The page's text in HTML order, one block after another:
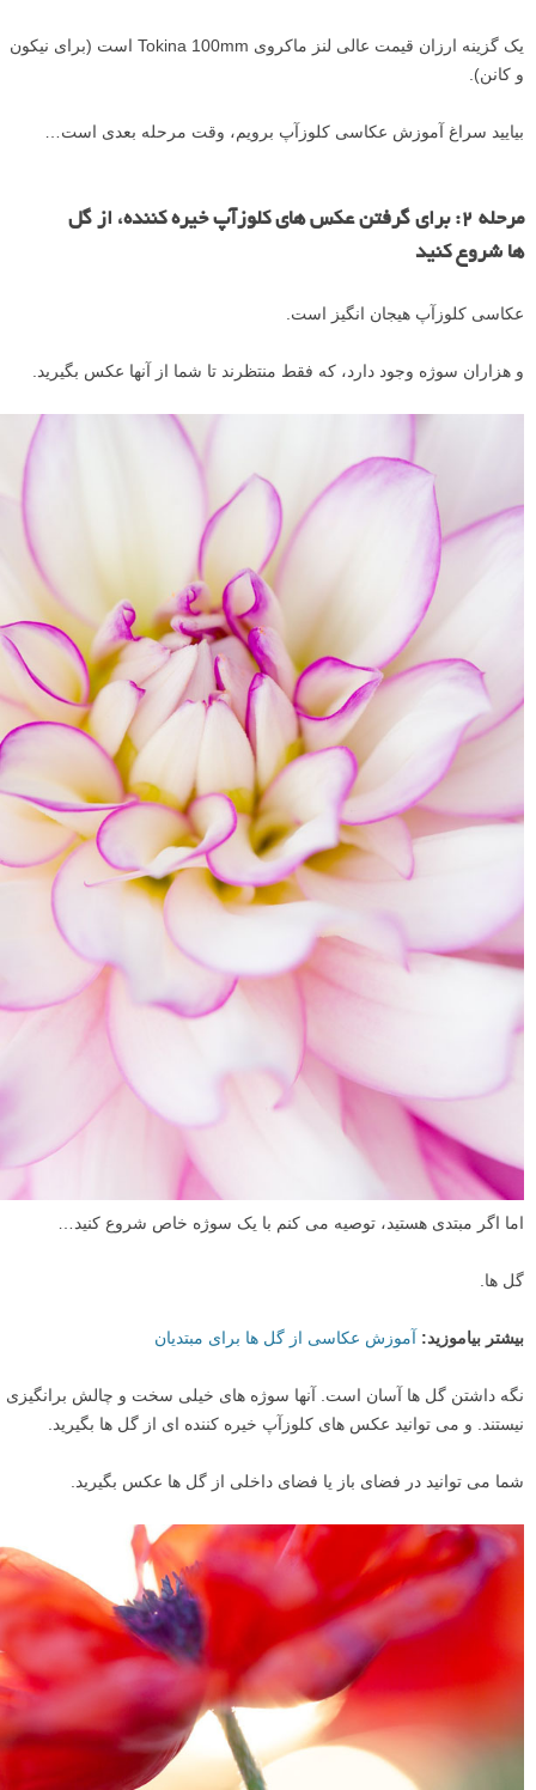
یک گزینه ارزان قیمت عالی لنز ماکروی Tokina 100mm است (برای نیکون
و کانن).
بیایید سراغ آموزش عکاسی کلوزآپ برویم، وقت مرحله بعدی است…
مرحله ۲: برای گرفتن عکس های کلوزآپ خیره کننده، از گل
ها شروع کنید
عکاسی کلوزآپ هیجان انگیز است.
و هزاران سوژه وجود دارد، که فقط منتظرند تا شما از آنها عکس بگیرید.
اما اگر مبتدی هستید، توصیه می کنم با یک سوژه خاص شروع کنید…
گل ها.
بیشتر بیاموزید: آموزش عکاسی از گل ها برای مبتدیان
نگه داشتن گل ها آسان است. آنها سوژه های خیلی سخت و چالش برانگیزی
نیستند. و می توانید عکس های کلوزآپ خیره کننده ای از گل ها بگیرید.
شما می توانید در فضای باز یا فضای داخلی از گل ها عکس بگیرید.